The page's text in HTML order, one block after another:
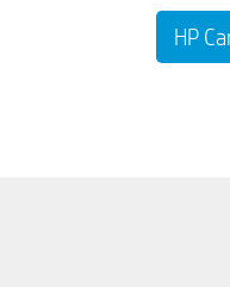
HP